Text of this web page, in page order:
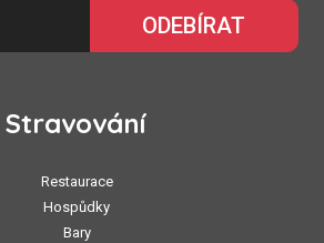
ODEBÍRAT
Stravování
Restaurace
Hospůdky
Bary